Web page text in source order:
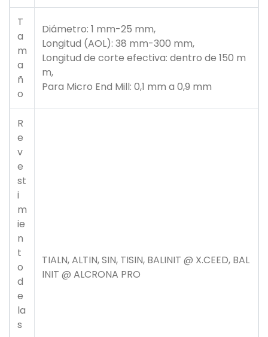
T
a
m
a
ñ
o
Diámetro: 1 mm-25 mm,
Longitud (AOL): 38 mm-300 mm,
Longitud de corte efectiva: dentro de 150 m
m,
Para Micro End Mill: 0,1 mm a 0,9 mm
R
e
v
e
st
i
m
ie
n
t
o
d
e
la
s
TIALN, ALTIN, SIN, TISIN, BALINIT @ X.CEED, BAL
INIT @ ALCRONA PRO